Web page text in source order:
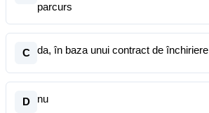
parcurs
C da, în baza unui contract de închiriere
D nu